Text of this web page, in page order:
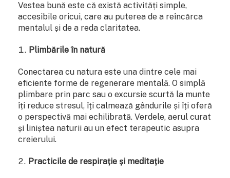
Vestea bună este că există activități simple,
accesibile oricui, care au puterea de a reîncărca
mentalul și de a reda claritatea.
Plimbările în natură
Conectarea cu natura este una dintre cele mai
eficiente forme de regenerare mentală. O simplă
plimbare prin parc sau o excursie scurtă la munte
îți reduce stresul, îți calmează gândurile și îți oferă
o perspectivă mai echilibrată. Verdele, aerul curat
și liniștea naturii au un efect terapeutic asupra
creierului.
Practicile de respirație și meditație